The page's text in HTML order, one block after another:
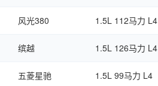
风光380 1.5L 112马力 L4
缤越 1.5L 126马力 L4
五菱星驰 1.5L 99马力 L4